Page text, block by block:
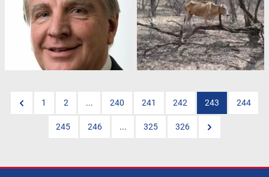
1 2 ... 240 241 242 243 244
245 246 ... 325 326